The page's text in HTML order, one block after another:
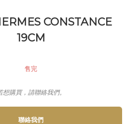
CONSTANCE
19CM
售完
想購買，請聯絡我們。
聯絡我們